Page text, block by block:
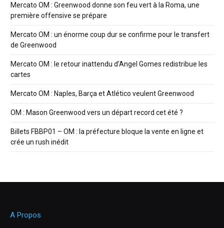
Mercato OM : Greenwood donne son feu vert à la Roma, une
première offensive se prépare
Mercato OM : un énorme coup dur se confirme pour le transfert
de Greenwood
Mercato OM : le retour inattendu d’Angel Gomes redistribue les
cartes
Mercato OM : Naples, Barça et Atlético veulent Greenwood
OM : Mason Greenwood vers un départ record cet été ?
Billets FBBP01 – OM : la préfecture bloque la vente en ligne et
crée un rush inédit
A Propos